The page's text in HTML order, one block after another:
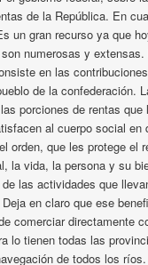
de la República. En
un gran recurso ya que
numerosas y
en las
de la confederación.
porciones de rentas que
al cuerpo social en
orden, que les protege el
la vida, la persona y su
las actividades que
en claro que ese
comerciar directamente
lo tienen todas las
de todos los